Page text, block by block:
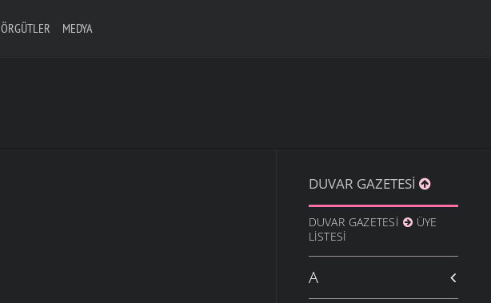
ÖRGÜTLER MEDYA
DUVAR GAZETESI
DUVAR GAZETESI
ÜYE
LISTESI
A